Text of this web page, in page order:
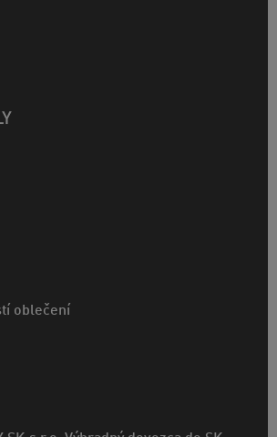
oblečení